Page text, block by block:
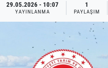
29.05.2026 - 10:07
YAYINLANMA
1
PAYLAŞIM